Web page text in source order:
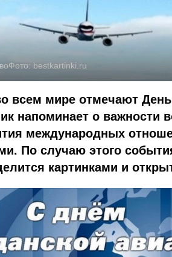
Фото: bestkartinki.ru
всем мире отмечают
напоминает о важности
международных
По случаю этого
картинками и